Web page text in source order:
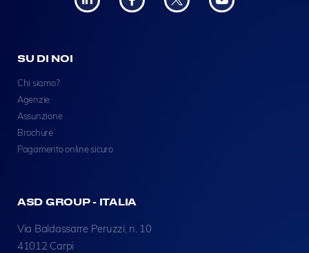
SU DI NOI
Chi siamo?
Agenzie
Assunzione
Brochure
Pagamento online sicuro
ASD GROUP - ITALIA
Via Baldassarre Peruzzi, n. 10
41012 Carpi